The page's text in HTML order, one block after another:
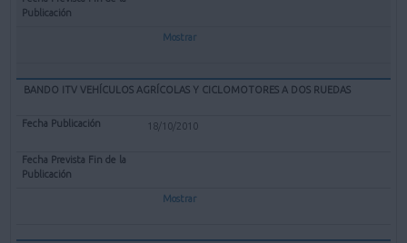
Mostrar
BANDO ITV VEHÍCULOS AGRÍCOLAS Y CICLOMOTORES A DOS RUEDAS
18/10/2010
Mostrar